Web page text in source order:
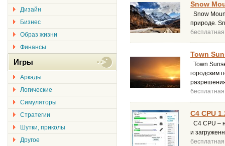
Snow
Snow
природе.
бесплатная
Town
Town
городским
бесплатная
C4 CPU
C4 CPU –
и
бесплатная
Дизайн
Бизнес
Образ жизни
Финансы
Игры
Аркады
Логические
Симуляторы
Стратегии
Шутки, приколы
Другое